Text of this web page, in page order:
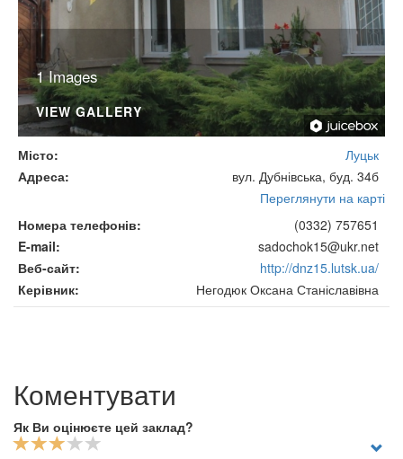
1 Images
VIEW GALLERY
Місто
Луцьк
Адреса
вул. Дубнівська, буд. 34б
Переглянути на карті
Номера телефонів
(0332) 757651
E-mail
sadochok15@ukr.net
Веб-сайт
http://dnz15.lutsk.ua/
Керівник
Негодюк Оксана Станіславівна
Коментувати
Як Ви оцінюєте цей заклад?